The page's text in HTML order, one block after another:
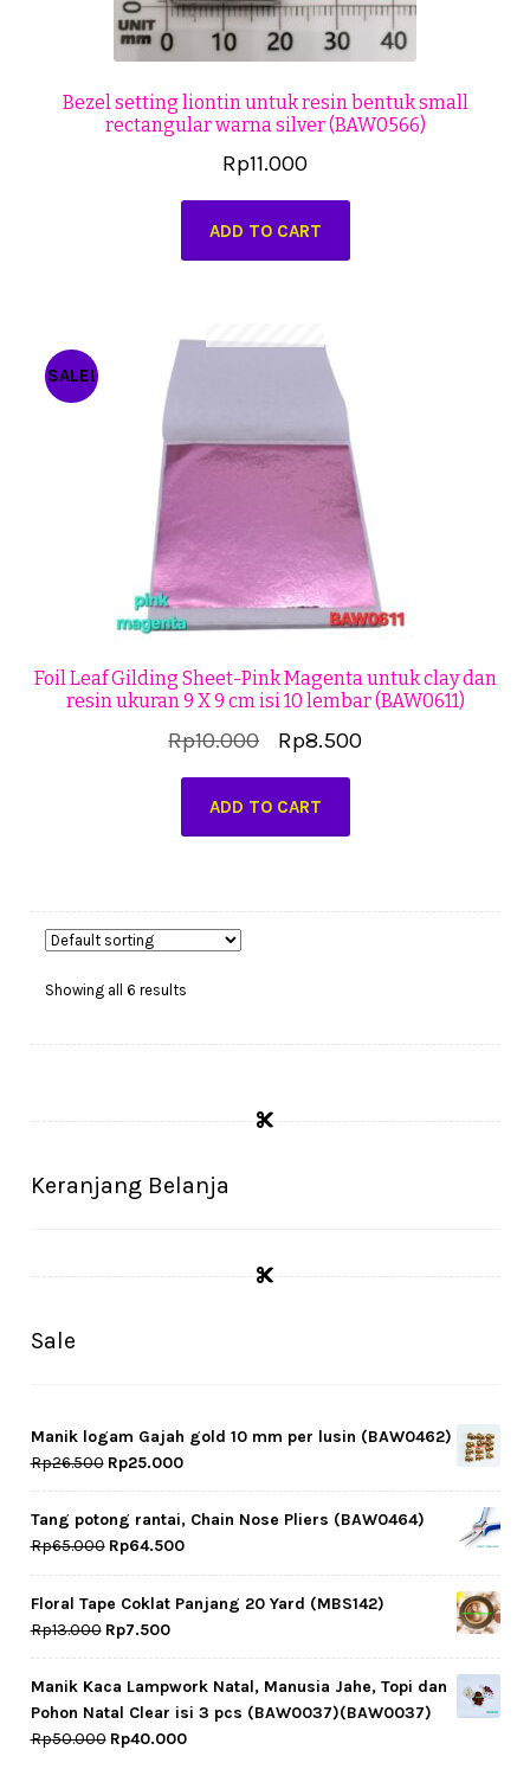
Bezel setting liontin untuk resin bentuk small
rectangular warna silver (BAW0566)
Rp11.000
ADD TO CART
Foil Leaf Gilding Sheet-Pink Magenta untuk clay dan
resin ukuran 9 X 9 cm isi 10 lembar (BAW0611)
SALE!
Rp10.000
Original
price
was:
Rp10.000.
Rp8.500Current
ADD TO CART
Showing all 6 results
Keranjang Belanja
Sale
Manik logam Gajah gold 10 mm per lusin (BAW0462)
Rp26.500 Original
price
was:
Rp26.500.
Rp25.000Current
price
is:
Rp25.000.
Tang potong rantai, Chain Nose Pliers (BAW0464)
Rp65.000 Original
price
was:
Rp65.000.
Rp64.500Current
price
is:
Floral Tape Coklat Panjang 20 Yard (MBS142)
Rp13.000 Original
price
was:
Rp13.000.
Rp7.500Current
price
is:
Rp7.500.
Manik Kaca Lampwork Natal, Manusia Jahe, Topi dan
Pohon Natal Clear isi 3 pcs (BAW0037)(BAW0037)
Rp50.000 Original
Rp40.000Current